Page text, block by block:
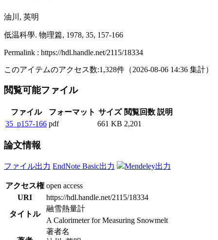
油川, 英明
低温科學. 物理篇, 1978, 35, 157-166
Permalink : https://hdl.handle.net/2115/18334
このアイテムのアクセス数:1,328件 （2026-08-06 14:36 集計）
閲覧可能ファイル
ファイル フォーマット サイズ 閲覧回数 説明
35_p157-166 pdf 661 KB 2,201
論文情報
ファイル出力 EndNote Basic出力 Mendeley出力
アクセス権 open access
URI
https://hdl.handle.net/2115/18334
タイトル
融雪熱量計
A Calorimeter for Measuring Snowmelt
著者名